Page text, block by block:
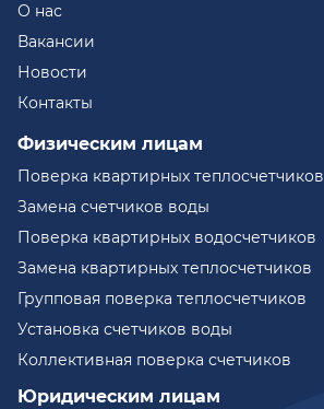
О нас
Вакансии
Новости
Контакты
Физическим лицам
Поверка квартирных теплосчетчиков
Замена счетчиков воды
Поверка квартирных водосчетчиков
Замена квартирных теплосчетчиков
Групповая поверка теплосчетчиков
Установка счетчиков воды
Коллективная поверка счетчиков
Юридическим лицам